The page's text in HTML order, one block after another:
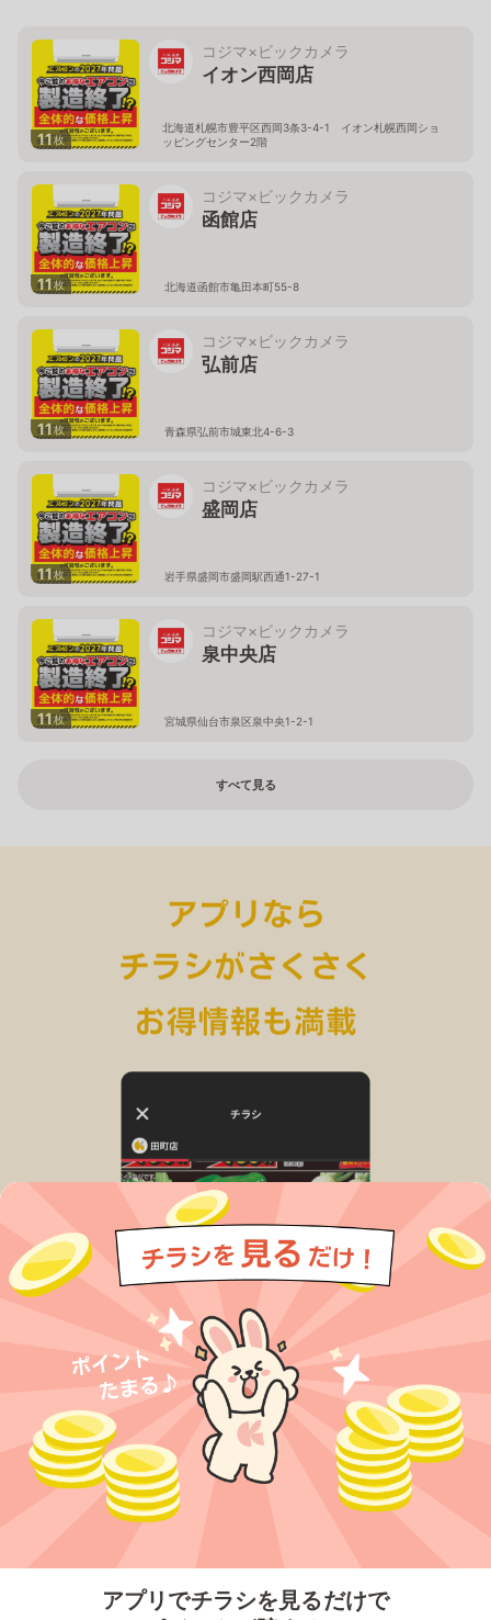
アプリでチラシを見るだけで
11枚
コジマ×ビックカメラ
イオン西岡店
北海道札幌市豊平区西岡3条3-4-1 イオン札幌西岡ショ
ッピングセンター2階
11枚
コジマ×ビックカメラ
函館店
北海道函館市亀田本町55-8
11枚
コジマ×ビックカメラ
弘前店
青森県弘前市城東北4-6-3
11枚
コジマ×ビックカメラ
盛岡店
岩手県盛岡市盛岡駅西通1-27-1
11枚
コジマ×ビックカメラ
泉中央店
宮城県仙台市泉区泉中央1-2-1
すべて見る